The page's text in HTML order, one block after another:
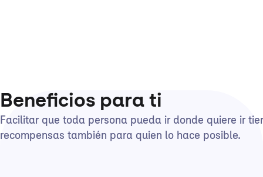
Beneficios para ti
Facilitar que toda persona pueda ir donde quiere ir
recompensas también para quien lo hace posible.